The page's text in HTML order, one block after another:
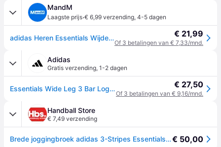
MandM
Laagste prijs·€ 6,99 verzending, 4-5 dagen
adidas Heren Essentials Wijde Pijp 3 Strepen Logo Joggers Pure Ruby/Zwart € 21,99
Of 3 betalingen van € 7,33/mnd.
Adidas
Gratis verzending, 1-2 dagen
Essentials Wide Leg 3 Bar Logo Broek - Pure Ruby / Black - 2XL € 27,50
Of 3 betalingen van € 9,16/mnd.
Handball Store
€ 7,49 verzending
Brede joggingbroek adidas 3-Stripes Essentials - Gris€ 50,00